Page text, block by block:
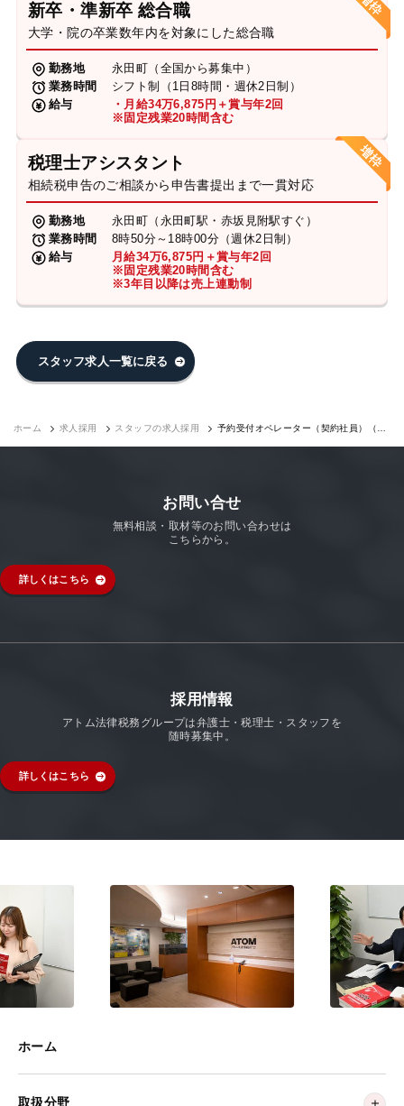
新卒・準新卒 総合職
大学・院の卒業数年内を対象にした総合職
勤務地
永田町（全国から募集中）
業務時間
シフト制（1日8時間・週休2日制）
給与
・月給34万6,875円＋賞与年2回
※固定残業20時間含む
税理士アシスタント
相続税申告のご相談から申告書提出まで一貫対応
勤務地
永田町（永田町駅・赤坂見附駅すぐ）
業務時間
8時50分～18時00分（週休2日制）
給与
月給34万6,875円＋賞与年2回
※固定残業20時間含む
※3年目以降は売上連動制
スタッフ求人一覧に戻る
ホーム 求人採用 スタッフの求人採用
予約受付オペレーター（契約社員）（永
お問い合せ
無料相談・取材等のお問い合わせは
こちらから。
詳しくはこちら
採用情報
アトム法律税務グループは弁護士・税理士・スタッフを
随時募集中。
詳しくはこちら
ホーム
取扱分野